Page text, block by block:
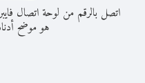
اتصل بالرقم من لوحة اتصال
هو موضح